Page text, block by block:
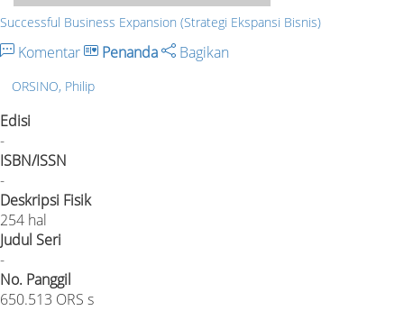
Successful Business Expansion (Strategi Ekspansi Bisnis)
Komentar Penanda Bagikan
ORSINO, Philip
Edisi
-
ISBN/ISSN
-
Deskripsi Fisik
254 hal
Judul Seri
-
No. Panggil
650.513 ORS s